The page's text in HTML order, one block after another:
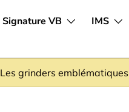
Signature VB IMS
Les grinders